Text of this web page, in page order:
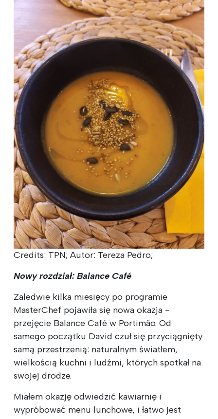
Credits: TPN; Autor: Tereza Pedro;
Nowy rozdział: Balance Café
Zaledwie kilka miesięcy po programie
MasterChef pojawiła się nowa okazja -
przejęcie Balance Café w Portimão. Od
samego początku David czuł się przyciągnięty
samą przestrzenią: naturalnym światłem,
wielkością kuchni i ludźmi, których spotkał na
swojej drodze.
Miałem okazję odwiedzić kawiarnię i
wypróbować menu lunchowe, i łatwo jest